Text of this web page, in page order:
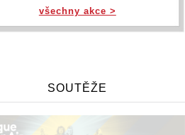
všechny akce >
SOUTĚŽE